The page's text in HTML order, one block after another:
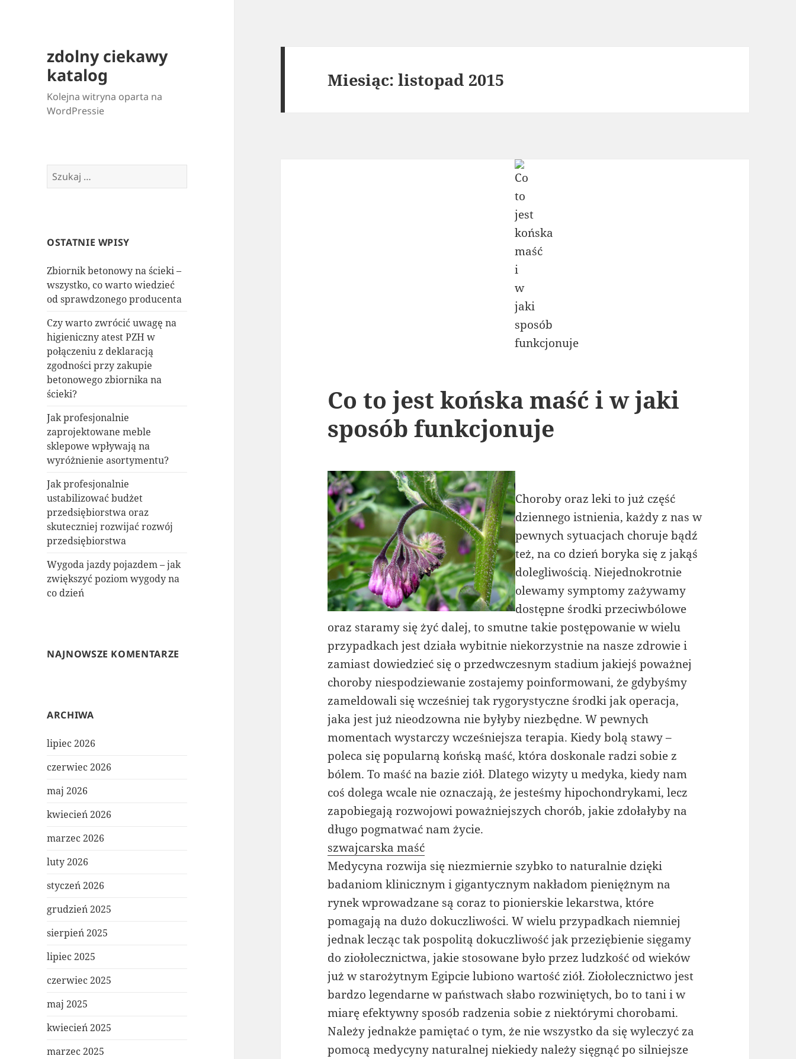
zdolny ciekawy
katalog
Kolejna witryna oparta na
WordPressie
Szukaj:
OSTATNIE WPISY
Zbiornik betonowy na ścieki –
wszystko, co warto wiedzieć
od sprawdzonego producenta
Czy warto zwrócić uwagę na
higieniczny atest PZH w
połączeniu z deklaracją
zgodności przy zakupie
betonowego zbiornika na
ścieki?
Jak profesjonalnie
zaprojektowane meble
sklepowe wpływają na
wyróżnienie asortymentu?
Jak profesjonalnie
ustabilizować budżet
przedsiębiorstwa oraz
skuteczniej rozwijać rozwój
przedsiębiorstwa
Wygoda jazdy pojazdem – jak
zwiększyć poziom wygody na
co dzień
NAJNOWSZE KOMENTARZE
ARCHIWA
lipiec 2026
czerwiec 2026
maj 2026
kwiecień 2026
marzec 2026
luty 2026
styczeń 2026
grudzień 2025
sierpień 2025
lipiec 2025
czerwiec 2025
maj 2025
kwiecień 2025
marzec 2025
Miesiąc:listopad 2015
Co to jest końska maść i w jaki
sposób funkcjonuje
Choroby oraz leki to już część
dziennego istnienia, każdy z nas w
pewnych sytuacjach choruje bądź
też, na co dzień boryka się z jakąś
dolegliwością. Niejednokrotnie
olewamy symptomy zażywamy
dostępne środki przeciwbólowe
oraz staramy się żyć dalej, to smutne takie postępowanie w wielu
przypadkach jest działa wybitnie niekorzystnie na nasze zdrowie i
zamiast dowiedzieć się o przedwczesnym stadium jakiejś poważnej
choroby niespodziewanie zostajemy poinformowani, że gdybyśmy
zameldowali się wcześniej tak rygorystyczne środki jak operacja,
jaka jest już nieodzowna nie byłyby niezbędne. W pewnych
momentach wystarczy wcześniejsza terapia. Kiedy bolą stawy –
poleca się popularną końską maść, która doskonale radzi sobie z
bólem. To maść na bazie ziół. Dlatego wizyty u medyka, kiedy nam
coś dolega wcale nie oznaczają, że jesteśmy hipochondrykami, lecz
zapobiegają rozwojowi poważniejszych chorób, jakie zdołałyby na
długo pogmatwać nam życie.
szwajcarska maść
Medycyna rozwija się niezmiernie szybko to naturalnie dzięki
badaniom klinicznym i gigantycznym nakładom pieniężnym na
rynek wprowadzane są coraz to pionierskie lekarstwa, które
pomagają na dużo dokuczliwości. W wielu przypadkach niemniej
jednak lecząc tak pospolitą dokuczliwość jak przeziębienie sięgamy
do ziołolecznictwa, jakie stosowane było przez ludzkość od wieków
już w starożytnym Egipcie lubiono wartość ziół. Ziołolecznictwo jest
bardzo legendarne w państwach słabo rozwiniętych, bo to tani i w
miarę efektywny sposób radzenia sobie z niektórymi chorobami.
Należy jednakże pamiętać o tym, że nie wszystko da się wyleczyć za
pomocą medycyny naturalnej niekiedy należy sięgnąć po silniejsze